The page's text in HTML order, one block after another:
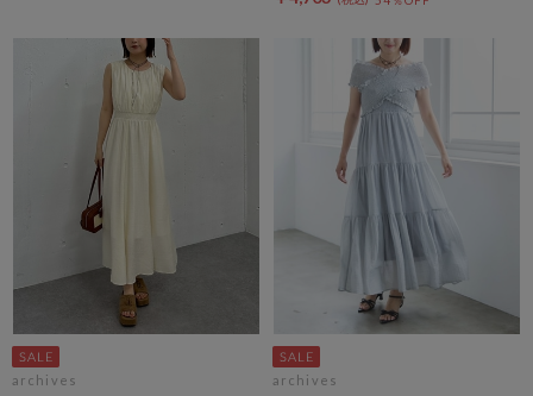
archives archives